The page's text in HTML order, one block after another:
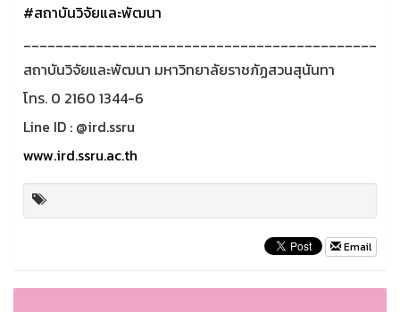
#สถาบันวิจัยและพัฒนา
____________________________________________
สถาบันวิจัยและพัฒนา มหาวิทยาลัยราชภัฏสวนสุนันทา
โทร. 0 2160 1344-6
Line ID : @ird.ssru
www.ird.ssru.ac.th
Email